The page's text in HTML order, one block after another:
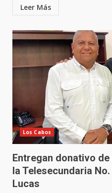
Leer Más
Los Cabos
Entregan donativo
la Telesecundaria
Lucas